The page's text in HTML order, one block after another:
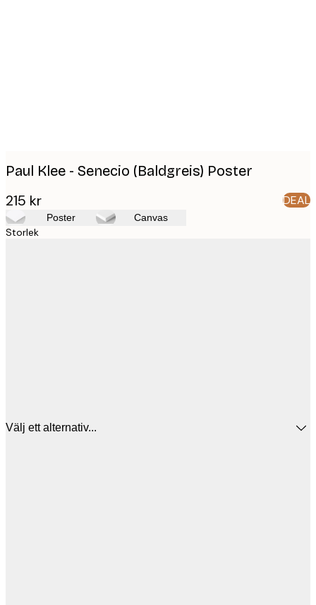
Paul Klee - Senecio (Baldgreis) Poster
215 kr DEAL
Poster Canvas
Storlek
Välj ett alternativ...